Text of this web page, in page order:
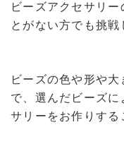
ビーズアクセサリ
とがない方でも挑戦
ビーズの色や形や
で、選んだビーズ
サリーをお作りする